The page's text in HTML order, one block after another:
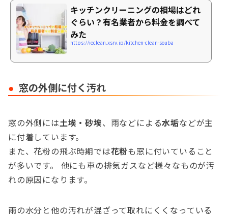
キッチンクリーニングの相場はどれ
ぐらい？有名業者から料金を調べて
みた
https://ieclean.xsrv.jp/kitchen-clean-souba
窓の外側に付く汚れ
窓の外側には土埃・砂埃、雨などによる水垢などが主
に付着しています。
また、花粉の飛ぶ時期では花粉も窓に付いていること
が多いです。 他にも車の排気ガスなど様々なものが汚
れの原因になります。
雨の水分と他の汚れが混ざって取れにくくなっている